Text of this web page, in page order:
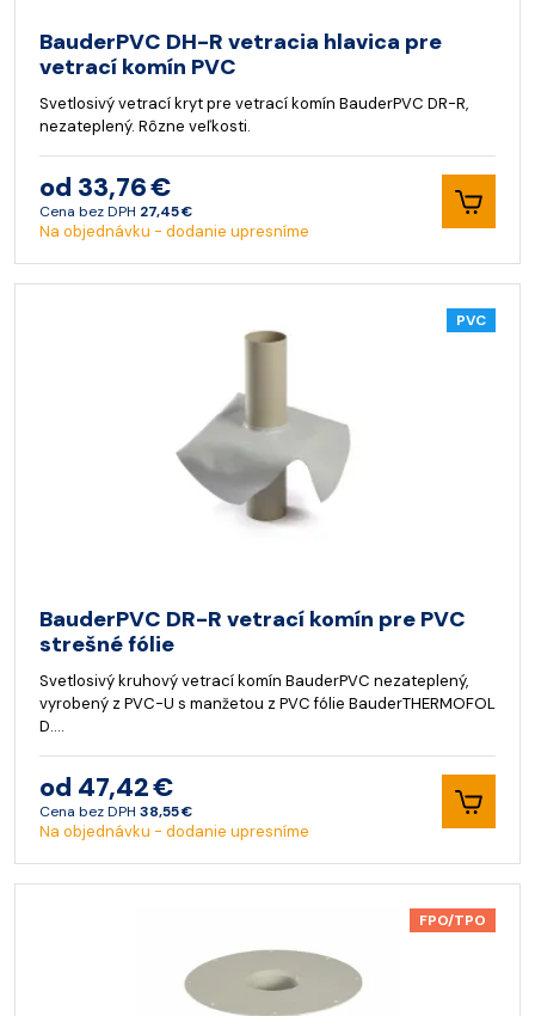
BauderPVC DH-R vetracia hlavica pre
vetrací komín PVC
Svetlosivý vetrací kryt pre vetrací komín BauderPVC DR-R,
nezateplený. Rôzne veľkosti.
od 33,76 €
Cena bez DPH 27,45 €
Na objednávku - dodanie upresníme
PVC
BauderPVC DR-R vetrací komín pre PVC
strešné fólie
Svetlosivý kruhový vetrací komín BauderPVC nezateplený,
vyrobený z PVC-U s manžetou z PVC fólie BauderTHERMOFOL
D.…
od 47,42 €
Cena bez DPH 38,55 €
Na objednávku - dodanie upresníme
FPO/TPO